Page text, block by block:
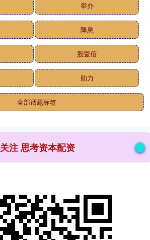
举办
降息
股壹佰
助力
全部话题标签
关注 思考资本配资